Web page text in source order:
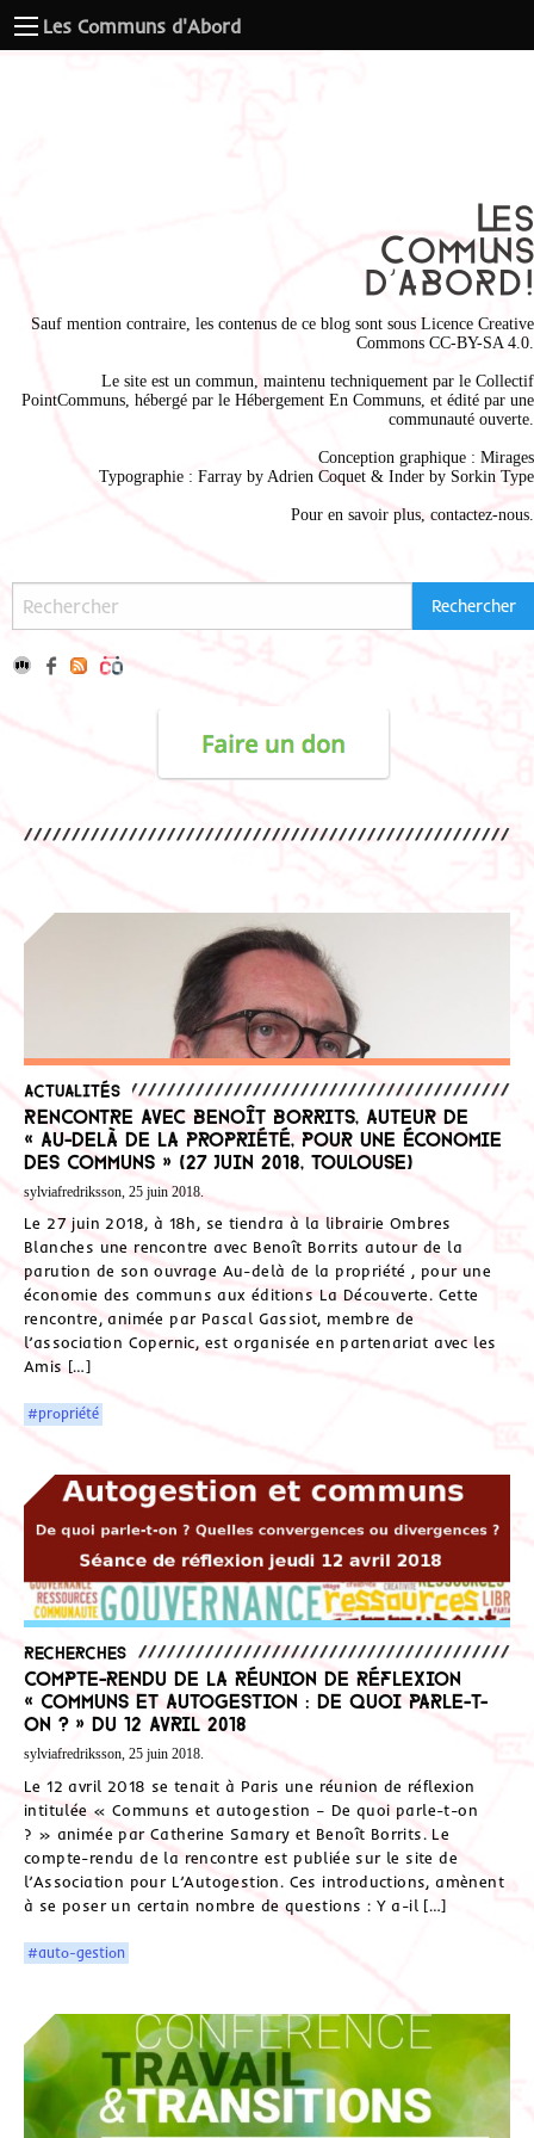
Les Communs d'Abord
Sauf mention contraire, les contenus de ce blog sont sous Licence Creative
Commons CC-BY-SA 4.0
Le site est un commun, maintenu techniquement par le Collectif
PointCommuns , hébergé par le Hébergement En Communs , et édité par une
communauté ouverte.
Conception graphique : Mirages
Typographie : Farray by Adrien Coquet & Inder by Sorkin Type
Pour en savoir plus, contactez-nous
Actualités
Rencontre avec Benoît Borrits, auteur de
« Au-delà de la propriété, pour une économie
des communs » (27 juin 2018, Toulouse)
sylviafredriksson, 25 juin 2018.
Le 27 juin 2018, à 18h, se tiendra à la librairie Ombres
Blanches une rencontre avec Benoît Borrits autour de la
parution de son ouvrage Au-delà de la propriété , pour une
économie des communs aux éditions La Découverte. Cette
rencontre, animée par Pascal Gassiot, membre de
l’association Copernic, est organisée en partenariat avec les
Amis […]
#propriété
Recherches
Compte-rendu de la réunion de réflexion
« Communs et autogestion : de quoi parle-t-
on ? » du 12 avril 2018
sylviafredriksson, 25 juin 2018.
Le 12 avril 2018 se tenait à Paris une réunion de réflexion
intitulée « Communs et autogestion – De quoi parle-t-on
? » animée par Catherine Samary et Benoît Borrits. Le
compte-rendu de la rencontre est publiée sur le site de
l’Association pour L’Autogestion. Ces introductions, amènent
à se poser un certain nombre de questions : Y a-il […]
#auto-gestion